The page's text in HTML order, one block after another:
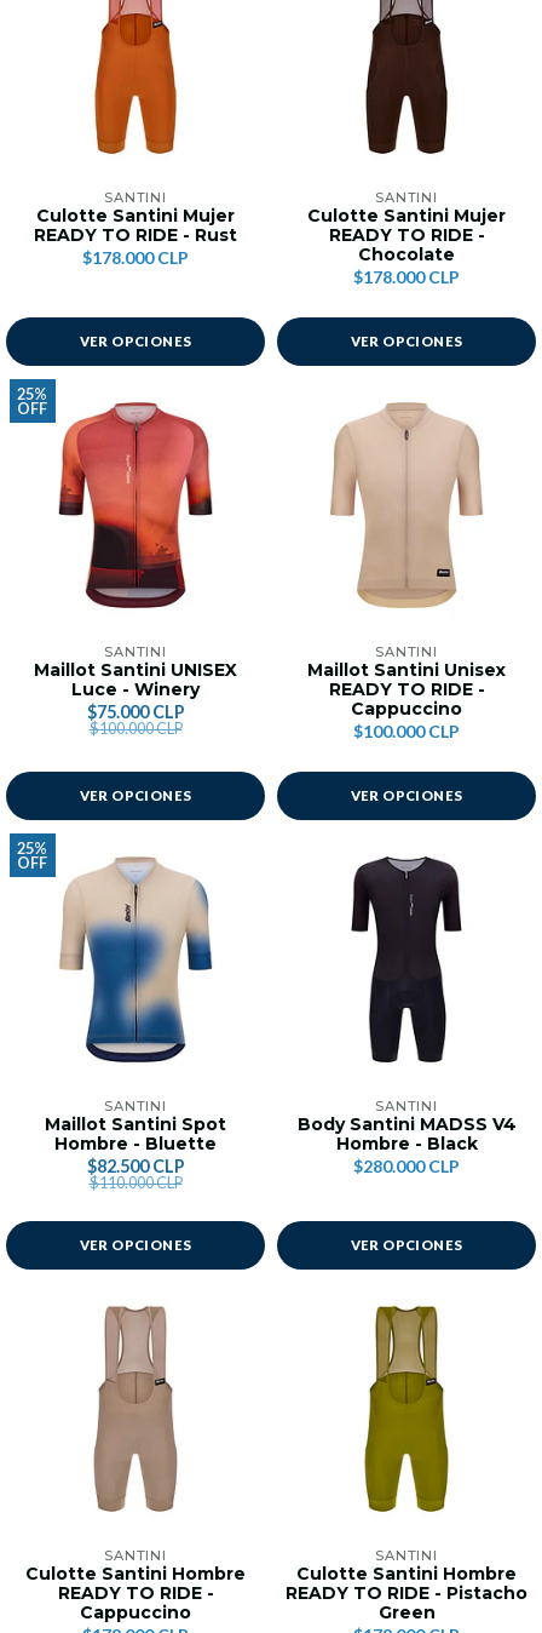
SANTINI
Culotte Santini Mujer
READY TO RIDE - Rust
$178.000 CLP
VER OPCIONES
SANTINI
Culotte Santini Mujer
READY TO RIDE -
Chocolate
$178.000 CLP
VER OPCIONES
25%
OFF
SANTINI
Maillot Santini UNISEX
Luce - Winery
$75.000 CLP
$100.000 CLP
VER OPCIONES
SANTINI
Maillot Santini Unisex
READY TO RIDE -
Cappuccino
$100.000 CLP
VER OPCIONES
25%
OFF
SANTINI
Maillot Santini Spot
Hombre - Bluette
$82.500 CLP
$110.000 CLP
VER OPCIONES
SANTINI
Body Santini MADSS V4
Hombre - Black
$280.000 CLP
VER OPCIONES
SANTINI
Culotte Santini Hombre
READY TO RIDE -
Cappuccino
SANTINI
Culotte Santini Hombre
READY TO RIDE - Pistacho
Green